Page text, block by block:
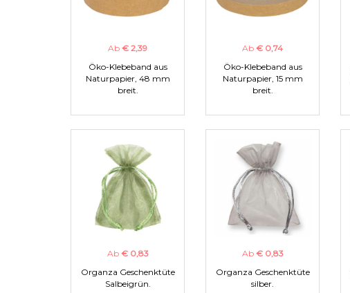
Ab € 2,39
Öko-Klebeband aus
Naturpapier, 48 mm
breit.
Ab € 0,74
Öko-Klebeband aus
Naturpapier, 15 mm
breit.
Ab € 0,83
Organza Geschenktüte
Salbeigrün.
Ab € 0,83
Organza Geschenktüte
silber.